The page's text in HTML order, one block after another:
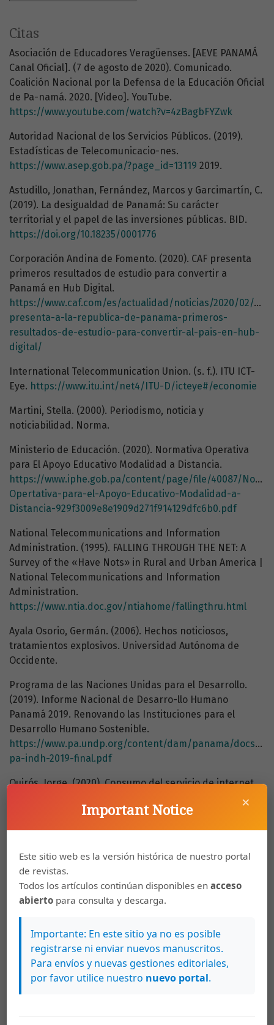
Citas
Asociación de Educadores Veragüenses. [AEVE PANAMÁ
Canal Oficial]. (7 de agosto de 2020). Comunicado.
Coalición Nacional por la Defensa de la Educación Oficial
de Pa-namá. 2020. [Video]. YouTube.
https://www.youtube.com/watch?v=4zBagbFYZwk
Autoridad Nacional de los Servicios Públicos. (2019).
Estadísticas de Telecomunicacio-nes.
https://www.asep.gob.pa/?page_id=13119 2019.
Astudillo, Jonathan, Fernández, Marcos y Garcimartín, C.
(2019). La desigualdad de Panamá: Su carácter
territorial y el papel de las inversiones públicas. BID.
https://doi.org/10.18235/0001776
Corporación Andina de Fomento. (2020). CAF presenta
primeros resultados de estudio para convertir a
Panamá en Hub Digital.
https://www.caf.com/es/actualidad/noticias/2020/02/caf-
presenta-a-la-republica-de-panama-primeros-
resultados-de-estudio-para-convertir-al-pais-en-hub-
digital/
International Telecommunication Union. (s. f.). ITU ICT-
Eye. https://www.itu.int/net4/ITU-D/icteye#/economie
Martini, Stella. (2000). Periodismo, noticia y
noticiabilidad. Norma.
Ministerio de Educación. (2020). Normativa Operativa
para El Apoyo Educativo Modalidad a Distancia.
https://www.iphe.gob.pa/content/page/file/40087/
Opertativa-para-el-Apoyo-Educativo-Modalidad-a-
Distancia-929f3009e8e1909d271f914129dfc6b0.pdf
National Telecommunications and Information
Administration. (1995). FALLING THROUGH THE NET: A
Survey of the «Have Nots» in Rural and Urban America |
National Telecommunications and Information
Administration.
https://www.ntia.doc.gov/ntiahome/fallingthru.html
Ayala Osorio, Germán. (2006). Hechos noticiosos,
tratamientos explosivos. Universidad Autónoma de
Occidente.
Programa de las Naciones Unidas para el Desarrollo.
(2019). Informe Nacional de Desarro-llo Humano
Panamá 2019. Renovando las Instituciones para el
Desarrollo Humano Sostenible.
https://www.pa.undp.org/content/dam/panama/docs/
pa-indh-2019-final.pdf
Quirós, Jorge. (2020). Consumo del servicio de internet
en Panamá podría haber aumentado en un 50%, según
https://www.tvn-2.com/nacionales/consumo-
Reygadas, Luis. (2004). Las redes de la desigualdad: un
enfoque multidimensional. Política y Cultura, 22, pp. 7-
25.
Organización de las Naciones Unidas para la Educación,
la Ciencia y la Cultura. (2020). Education: From disruption
to recovery.
https://en.unesco.org/covid19/educationresponse#durationschoolclosures
Usuarios de RedULA. Comunicación y Sociedad, 34, pp.
×
Important Notice
Este sitio web es la versión histórica de nuestro portal
de revistas.
Todos los artículos continúan disponibles enacceso
abierto para consulta y descarga.
Importante: En este sitio ya no es posible
registrarse ni enviar nuevos manuscritos.
Para envíos y nuevas gestiones editoriales,
por favor utilice nuestro nuevo portal.